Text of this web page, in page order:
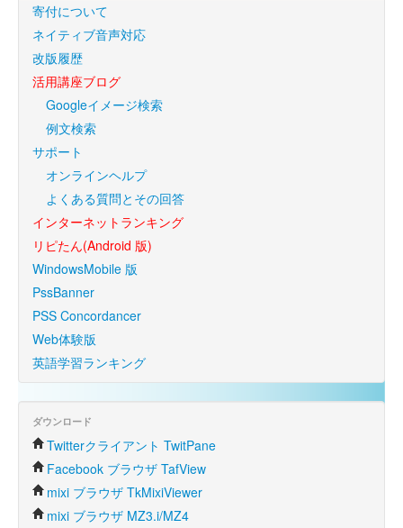
寄付について
ネイティブ音声対応
改版履歴
活用講座ブログ
Googleイメージ検索
例文検索
サポート
オンラインヘルプ
よくある質問とその回答
インターネットランキング
リピたん(Android 版)
WindowsMobile 版
PssBanner
PSS Concordancer
Web体験版
英語学習ランキング
ダウンロード
Twitterクライアント TwitPane
Facebook ブラウザ TafView
mixi ブラウザ TkMixiViewer
mixi ブラウザ MZ3.i/MZ4